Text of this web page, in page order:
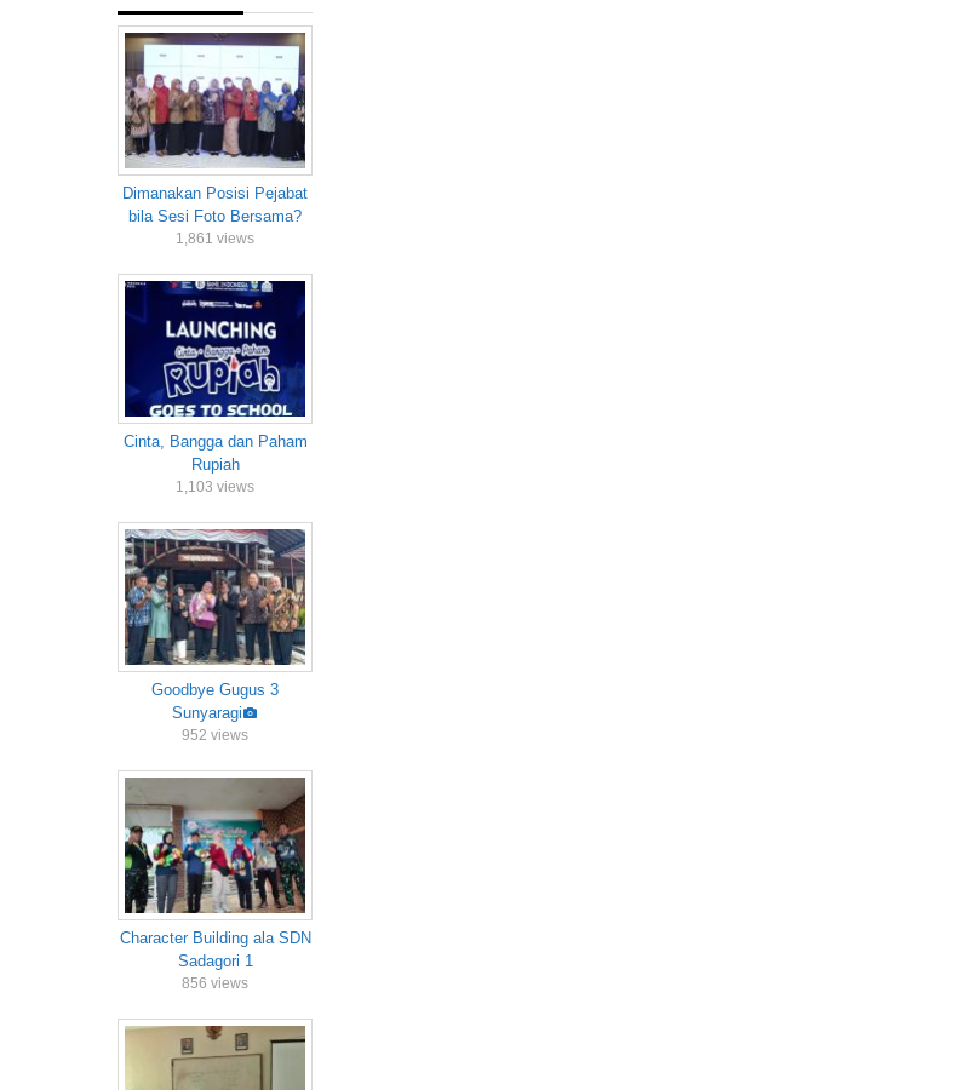
Dimanakan Posisi Pejabat
bila Sesi Foto Bersama?
1,861 views
Cinta, Bangga dan Paham
Rupiah
1,103 views
Goodbye Gugus 3
Sunyaragi
952 views
Character Building ala SDN
Sadagori 1
856 views